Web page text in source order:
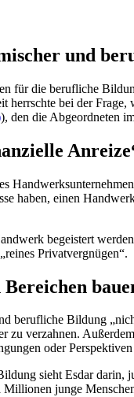
und
für die berufliche
herrschte bei der
), den die Abgeordneten
haben, einen
begeistert
Privatvergnügen“.
berufliche Bildung
zu verzahnen.
oder
sieht Esdar darin,
junge